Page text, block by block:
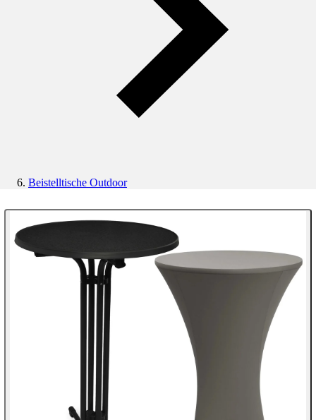
Beistelltische Outdoor